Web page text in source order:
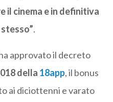
il cinema e in definitiva
.
approvato il decreto
della 18app, il bonus
ai diciottenni e varato